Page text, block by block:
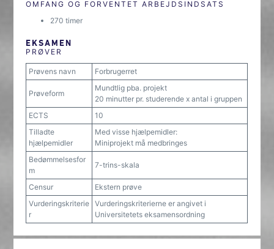
OMFANG OG FORVENTET ARBEJDSINDSATS
270 timer
EKSAMEN
PRØVER
Prøvens navn Forbrugerret
Prøveform
Mundtlig pba. projekt
20 minutter pr. studerende x antal i gruppen
ECTS
10
Tilladte
hjælpemidler
Med visse hjælpemidler:
Miniprojekt må medbringes
Bedømmelsesfor
m
7-trins-skala
Censur
Ekstern prøve
Vurderingskriterie
r
Vurderingskriterierne er angivet i
Universitetets eksamensordning